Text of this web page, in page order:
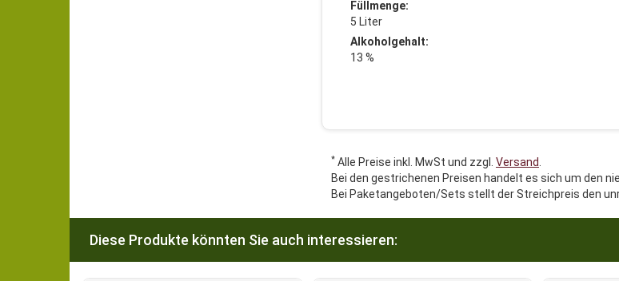
Füllmenge:
5 Liter
Alkoholgehalt:
13 %
* Alle Preise inkl. MwSt und zzgl. Versand
Bei den gestrichenen Preisen handelt es sich um den
Bei Paketangeboten/Sets stellt der Streichpreis den
Diese Produkte könnten Sie auch interessieren: